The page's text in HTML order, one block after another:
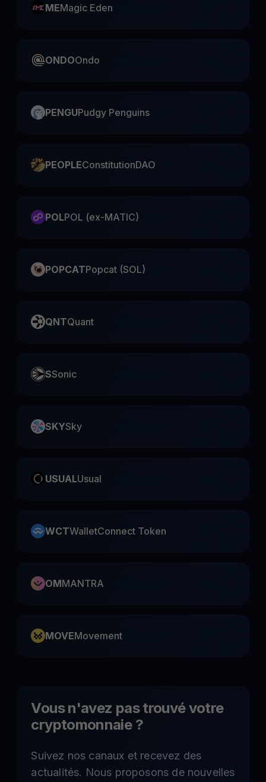
MEMagic Eden
ONDOOndo
PENGUPudgy Penguins
PEOPLEConstitutionDAO
POLPOL (ex-MATIC)
POPCATPopcat (SOL)
QNTQuant
SSonic
SKYSky
USUALUsual
WCTWalletConnect Token
OMMANTRA
MOVEMovement
Vous n'avez pas trouvé votre
cryptomonnaie ?
Suivez nos canaux et recevez des
actualités. Nous proposons de nouvelles